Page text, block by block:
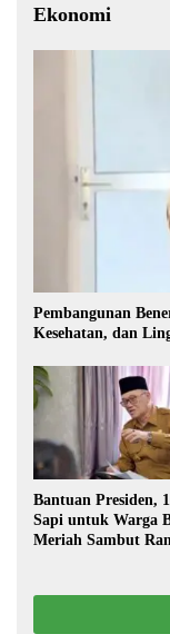
Ekonomi
Pembangunan
Kesehatan, dan
Bantuan Presiden,
Sapi untuk Warga
Meriah Sambut